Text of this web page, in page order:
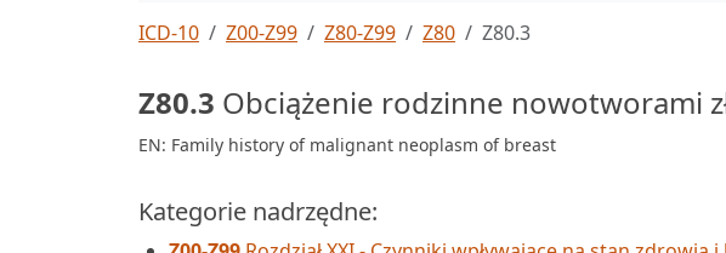
ICD-10 Z00-Z99 Z80-Z99 Z80 Z80.3
Z80.3 Obciążenie rodzinne nowotworami
EN: Family history of malignant neoplasm of breast
Kategorie nadrzędne: